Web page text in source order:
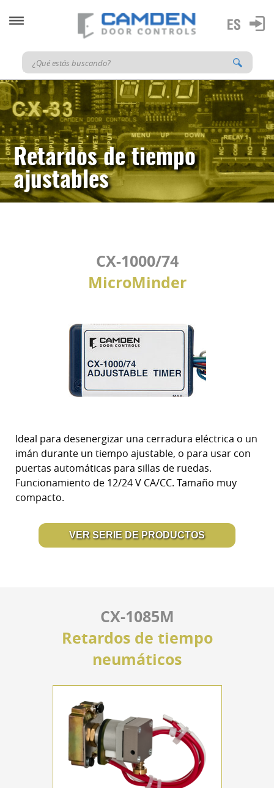
Retardos de tiempo
ajustables
CX-1000/74
MicroMinder
Ideal para desenergizar una cerradura eléctrica o un
imán durante un tiempo ajustable, o para usar con
puertas automáticas para sillas de ruedas.
Funcionamiento de 12/24 V CA/CC. Tamaño muy
compacto.
VER SERIE DE PRODUCTOS
CX-1085M
Retardos de tiempo
neumáticos